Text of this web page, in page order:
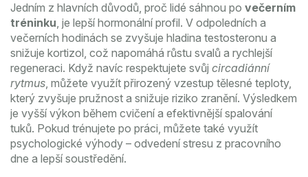
Jedním z hlavních důvodů, proč lidé sáhnou po večerním
tréninku, je lepší hormonální profil. V odpoledních a
večerních hodinách se zvyšuje hladina testosteronu a
snižuje kortizol, což napomáhá růstu svalů a rychlejší
regeneraci. Když navíc respektujete svůj circadiánní
rytmus, můžete využít přirozený vzestup tělesné teploty,
který zvyšuje pružnost a snižuje riziko zranění. Výsledkem
je vyšší výkon během cvičení a efektivnější spalování
tuků. Pokud trénujete po práci, můžete také využít
psychologické výhody – odvedení stresu z pracovního
dne a lepší soustředění.